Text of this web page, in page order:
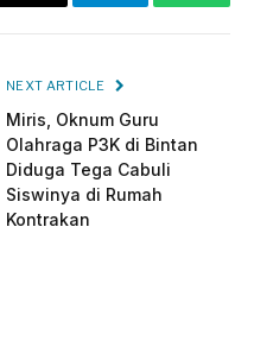
Email Telegram
NEXT ARTICLE
Miris, Oknum Guru
Olahraga P3K di Bintan
Diduga Tega Cabuli
Siswinya di Rumah
Kontrakan